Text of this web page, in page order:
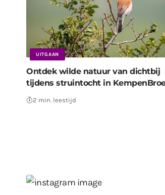
UITGAAN
Ontdek wilde natuur van dichtbij
tijdens struintocht in
2 min. leestijd